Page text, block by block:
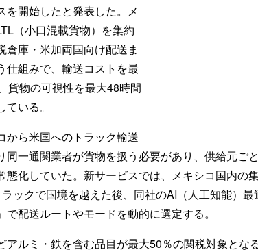
を開始したと発表した。メ
（小口混載貨物）を集約
倉庫・米加両国向け配送ま
仕組みで、輸送コストを最
貨物の可視性を最大48時間
いる。
から米国へのトラック輸送
同一通関業者が貨物を扱う必要があり、供給元ご
態化していた。新サービスでは、メキシコ国内の
ックで国境を越えた後、同社のAI（人工知能）
で配送ルートやモードを動的に選定する。
アルミ・鉄を含む品目が最大50％の関税対象とな